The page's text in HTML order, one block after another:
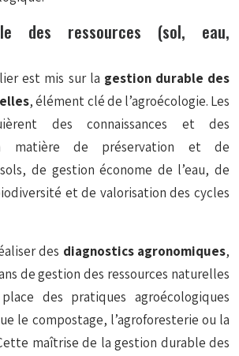
des ressources (sol, eau,
est mis sur la gestion durable des
, élément clé de l’agroécologie. Les
des connaissances et des
matière de préservation et de
de gestion économe de l’eau, de
et de valorisation des cycles
des diagnostics agronomiques,
de gestion des ressources naturelles
des pratiques agroécologiques
le compostage, l’agroforesterie ou la
maîtrise de la gestion durable des